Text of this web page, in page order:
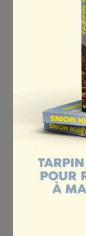
– Animation
d’échanges
–
4) VIE
– Participer à
avec les
–
réguliers de
familles, etc…)
–
Annuelles
–